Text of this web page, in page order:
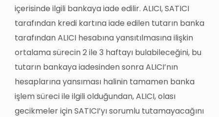
içerisinde ilgili bankaya iade edilir. ALICI, SATICI
tarafından kredi kartına iade edilen tutarın banka
tarafından ALICI hesabına yansıtılmasına ilişkin
ortalama sürecin 2 ile 3 haftayı bulabileceğini, bu
tutarın bankaya iadesinden sonra ALICI’nın
hesaplarına yansıması halinin tamamen banka
işlem süreci ile ilgili olduğundan, ALICI, olası
gecikmeler için SATICI’yı sorumlu tutamayacağını